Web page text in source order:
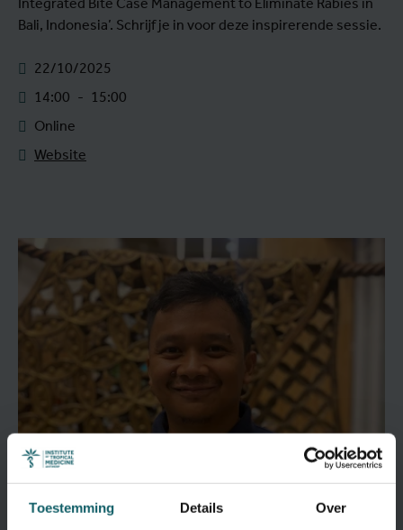
Toestemming Details Over
Bali, Indonesia’. Schrijf je in voor deze inspirerende sessie.
22/10/2025
14:00 - 15:00
Online
Website